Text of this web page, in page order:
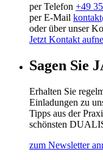
per Telefon +49
per E-Mail
oder über unser
Jetzt Kontakt
Sagen Sie
Erhalten Sie
Einladungen zu
Tipps aus der
schönsten
zum Newsletter